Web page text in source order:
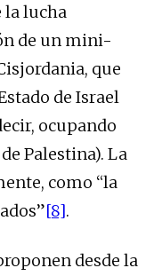
la lucha
de un mini-
que
de Israel
ocupando
Palestina). La
como “la
[8].
desde la